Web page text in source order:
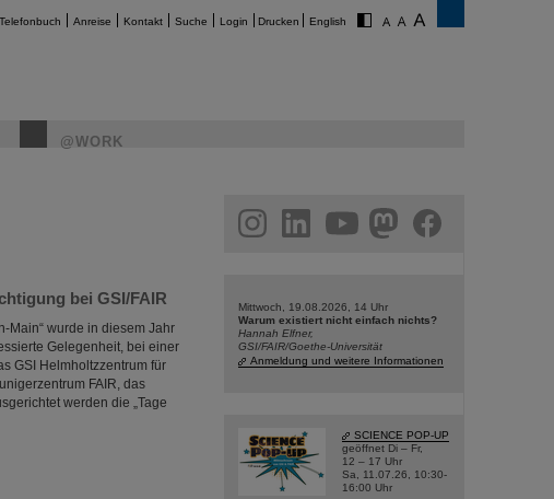
Telefonbuch Anreise Kontakt Suche Login Drucken English
@WORK
bei GSI/FAIR
Main“ wurde in diesem Jahr
Gelegenheit, bei einer
GSI Helmholtzzentrum für
FAIR, das
werden die „Tage
facebook
Mittwoch, 19.08.2026, 14 Uhr
Warum existiert nicht einfach nichts?
Hannah Elfner,
GSI/FAIR/Goethe-Universität
Anmeldung und weitere Informationen
SCIENCE POP-UP
geöffnet Di – Fr,
12 – 17 Uhr
Sa, 11.07.26, 10:30-
16:00 Uhr